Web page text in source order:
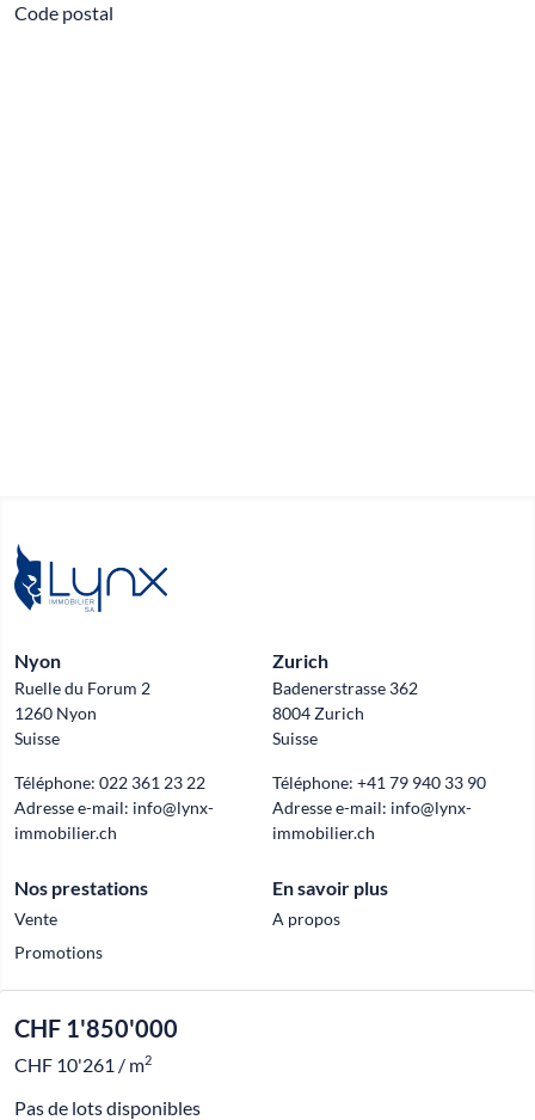
Code postal
CHF 1'850'000
CHF 10'261 / m2
Pas de lots disponibles
Nyon
Ruelle du Forum 2
1260 Nyon
Suisse
Téléphone: 022 361 23 22
Adresse e-mail: info@lynx-
immobilier.ch
Zurich
Badenerstrasse 362
8004 Zurich
Suisse
Téléphone: +41 79 940 33 90
Adresse e-mail: info@lynx-
immobilier.ch
Nos prestations
Vente
Promotions
En savoir plus
A propos
Official partner of
© 2026 Lynx Immobilier